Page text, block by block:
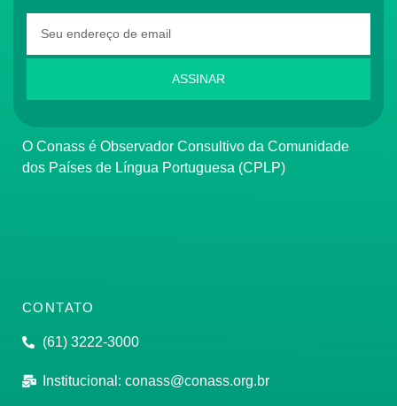
ASSINAR
O Conass é Observador Consultivo da Comunidade
dos Países de Língua Portuguesa (CPLP)
CONTATO
(61) 3222-3000
Institucional: conass@conass.org.br